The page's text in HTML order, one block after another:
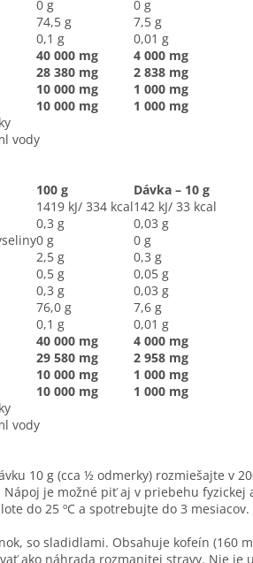
0 g
0 g
74,5 g
7,5 g
0,1 g
0,01 g
40 000 mg
4 000 mg
28 380 mg
2 838 mg
10 000 mg
1 000 mg
10 000 mg
1 000 mg
vody
100 g
Dávka – 10 g
1419 kJ/ 334 kcal142 kJ/ 33 kcal
0,3 g
0,03 g
0 g
0 g
2,5 g
0,3 g
0,5 g
0,05 g
0,3 g
0,03 g
76,0 g
7,6 g
0,1 g
0,01 g
40 000 mg
4 000 mg
29 580 mg
2 958 mg
10 000 mg
1 000 mg
10 000 mg
1 000 mg
vody
10 g (cca ½ odmerky) rozmiešajte v
je možné piť aj v priebehu
do 25 ºC a spotrebujte do 3 mesiacov.
so sladidlami. Obsahuje kofeín (160
ako náhrada rozmanitej stravy. Nie